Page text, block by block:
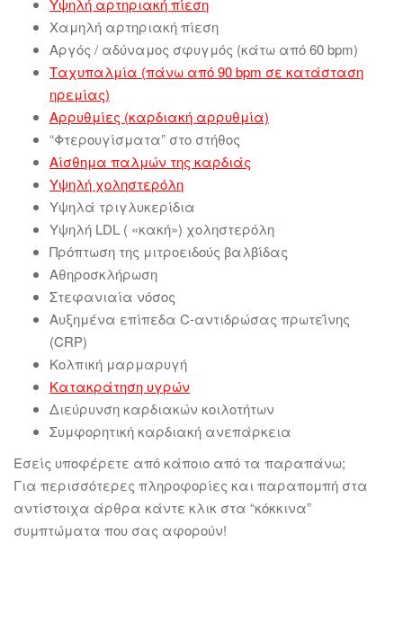
Υψηλή αρτηριακή πίεση
Χαμηλή αρτηριακή πίεση
Αργός / αδύναμος σφυγμός (κάτω από 60 bpm)
Ταχυπαλμία (πάνω από 90 bpm σε κατάσταση
ηρεμίας)
Αρρυθμίες (καρδιακή αρρυθμία)
“Φτερουγίσματα” στο στήθος
Αίσθημα παλμών της καρδιάς
Υψηλή χοληστερόλη
Υψηλά τριγλυκερίδια
Υψηλή LDL ( «κακή») χοληστερόλη
Πρόπτωση της μιτροειδούς βαλβίδας
Αθηροσκλήρωση
Στεφανιαία νόσος
Αυξημένα επίπεδα C-αντιδρώσας πρωτεΐνης
(CRP)
Κολπική μαρμαρυγή
Κατακράτηση υγρών
Διεύρυνση καρδιακών κοιλοτήτων
Συμφορητική καρδιακή ανεπάρκεια
Εσείς υποφέρετε από κάποιο από τα παραπάνω;
Για περισσότερες πληροφορίες και παραπομπή στα
αντίστοιχα άρθρα κάντε κλικ στα “κόκκινα”
συμπτώματα που σας αφορούν!